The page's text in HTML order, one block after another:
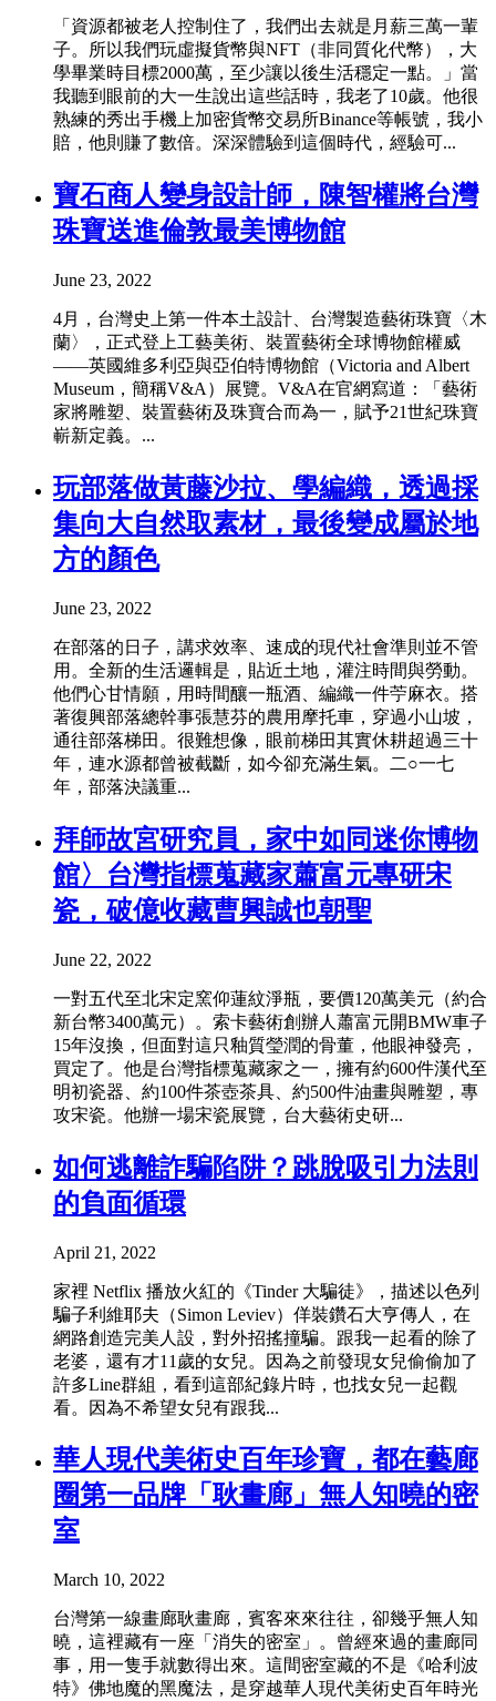
「資源都被老人控制住了，我們出去就是月薪三萬一輩
子。所以我們玩虛擬貨幣與NFT（非同質化代幣），大
學畢業時目標2000萬，至少讓以後生活穩定一點。」當
我聽到眼前的大一生說出這些話時，我老了10歲。他很
熟練的秀出手機上加密貨幣交易所Binance等帳號，我小
賠，他則賺了數倍。深深體驗到這個時代，經驗可...
寶石商人變身設計師，陳智權將台灣
珠寶送進倫敦最美博物館
June 23, 2022
4月，台灣史上第一件本土設計、台灣製造藝術珠寶〈木
蘭〉，正式登上工藝美術、裝置藝術全球博物館權威
——英國維多利亞與亞伯特博物館（Victoria and Albert
Museum，簡稱V&A）展覽。V&A在官網寫道：「藝術
家將雕塑、裝置藝術及珠寶合而為一，賦予21世紀珠寶
嶄新定義。...
玩部落做黃藤沙拉、學編織，透過採
集向大自然取素材，最後變成屬於地
方的顏色
June 23, 2022
在部落的日子，講求效率、速成的現代社會準則並不管
用。全新的生活邏輯是，貼近土地，灌注時間與勞動。
他們心甘情願，用時間釀一瓶酒、編織一件苧麻衣。搭
著復興部落總幹事張慧芬的農用摩托車，穿過小山坡，
通往部落梯田。很難想像，眼前梯田其實休耕超過三十
年，連水源都曾被截斷，如今卻充滿生氣。二○一七
年，部落決議重...
拜師故宮研究員，家中如同迷你博物
館〉台灣指標蒐藏家蕭富元專研宋
瓷，破億收藏曹興誠也朝聖
June 22, 2022
一對五代至北宋定窯仰蓮紋淨瓶，要價120萬美元（約合
新台幣3400萬元）。索卡藝術創辦人蕭富元開BMW車子
15年沒換，但面對這只釉質瑩潤的骨董，他眼神發亮，
買定了。他是台灣指標蒐藏家之一，擁有約600件漢代至
明初瓷器、約100件茶壺茶具、約500件油畫與雕塑，專
攻宋瓷。他辦一場宋瓷展覽，台大藝術史研...
如何逃離詐騙陷阱？跳脫吸引力法則
的負面循環
April 21, 2022
家裡 Netflix 播放火紅的《Tinder 大騙徒》，描述以色列
騙子利維耶夫（Simon Leviev）佯裝鑽石大亨傳人，在
網路創造完美人設，對外招搖撞騙。跟我一起看的除了
老婆，還有才11歲的女兒。因為之前發現女兒偷偷加了
許多Line群組，看到這部紀錄片時，也找女兒一起觀
看。因為不希望女兒有跟我...
華人現代美術史百年珍寶，都在藝廊
圈第一品牌「耿畫廊」無人知曉的密
室
March 10, 2022
台灣第一線畫廊耿畫廊，賓客來來往往，卻幾乎無人知
曉，這裡藏有一座「消失的密室」。曾經來過的畫廊同
事，用一隻手就數得出來。這間密室藏的不是《哈利波
特》佛地魔的黑魔法，是穿越華人現代美術史百年時光